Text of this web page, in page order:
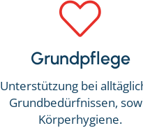
Grundpflege
Unterstützung bei
Grundbedürfnissen,
Körperhygiene.